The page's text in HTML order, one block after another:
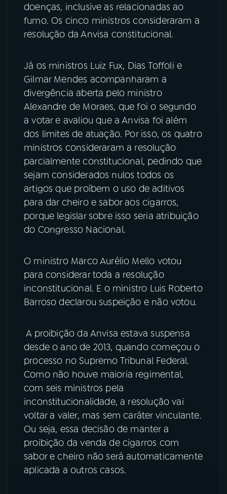
doenças, inclusive as relacionadas ao
fumo. Os cinco ministros consideraram a
resolução da Anvisa constitucional.
Já os ministros Luiz Fux, Dias Toffoli e
Gilmar Mendes acompanharam a
divergência aberta pelo ministro
Alexandre de Moraes, que foi o segundo
a votar e avaliou que a Anvisa foi além
dos limites de atuação. Por isso, os quatro
ministros consideraram a resolução
parcialmente constitucional, pedindo que
sejam considerados nulos todos os
artigos que proíbem o uso de aditivos
para dar cheiro e sabor aos cigarros,
porque legislar sobre isso seria atribuição
do Congresso Nacional.
O ministro Marco Aurélio Mello votou
para considerar toda a resolução
inconstitucional. E o ministro Luis Roberto
Barroso declarou suspeição e não votou.
A proibição da Anvisa estava suspensa
desde o ano de 2013, quando começou o
processo no Supremo Tribunal Federal.
Como não houve maioria regimental,
com seis ministros pela
inconstitucionalidade, a resolução vai
voltar a valer, mas sem caráter vinculante.
Ou seja, essa decisão de manter a
proibição da venda de cigarros com
sabor e cheiro não será automaticamente
aplicada a outros casos.